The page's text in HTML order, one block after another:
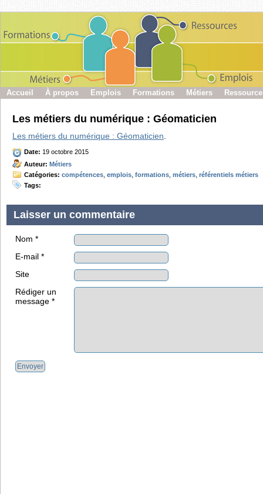
Accueil À propos Emplois Formations Métiers
Les métiers du numérique : Géomaticien
Les métiers du numérique : Géomaticien
Date: 19 octobre 2015
Auteur: Métiers
Catégories: compétences emplois formations métiers référentiels métiers
Tags:
Laisser un commentaire
Nom *
E-mail *
Site
Rédiger un
message *
Envoyer